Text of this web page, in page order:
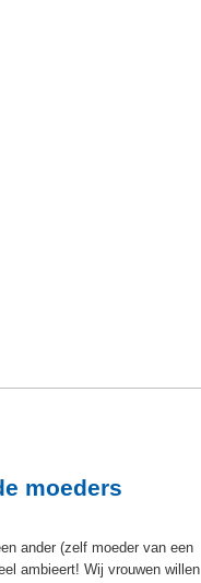
moeders
ander (zelf moeder van een
ambieert! Wij vrouwen willen